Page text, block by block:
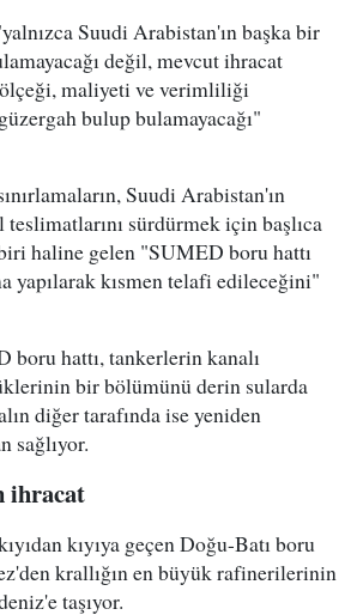
Suudi Arabistan'ın başka bir
değil, mevcut ihracat
maliyeti ve verimliliği
bulup bulamayacağı"
Suudi Arabistan'ın
sürdürmek için başlıca
haline gelen "SUMED boru hattı
yapılarak kısmen telafi edileceğini"
boru hattı, tankerlerin kanalı
bir bölümünü derin sularda
diğer tarafında ise yeniden
sağlıyor.
ihracat
kıyıya geçen Doğu-Batı boru
krallığın en büyük rafinerilerinin
taşıyor.